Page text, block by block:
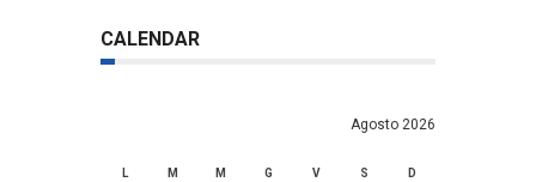
CALENDAR
Agosto 2026
L M M G V S D